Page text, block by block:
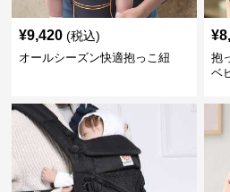
¥9,420 (税込)
オールシーズン快適抱っこ紐
¥
抱
ベ